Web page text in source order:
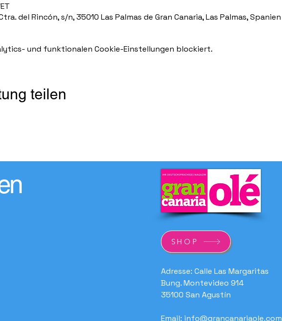
del Rincón, s/n, 35010 Las Palmas de Gran Canaria, Las Palmas, Spanien
und funktionalen Cookie-Einstellungen blockiert.
teilen
SHOP
Adresse: Calle Las Margaritas
Bung. Montevideo 914
35100 San Agustín
Email: info@grancanariaole.com